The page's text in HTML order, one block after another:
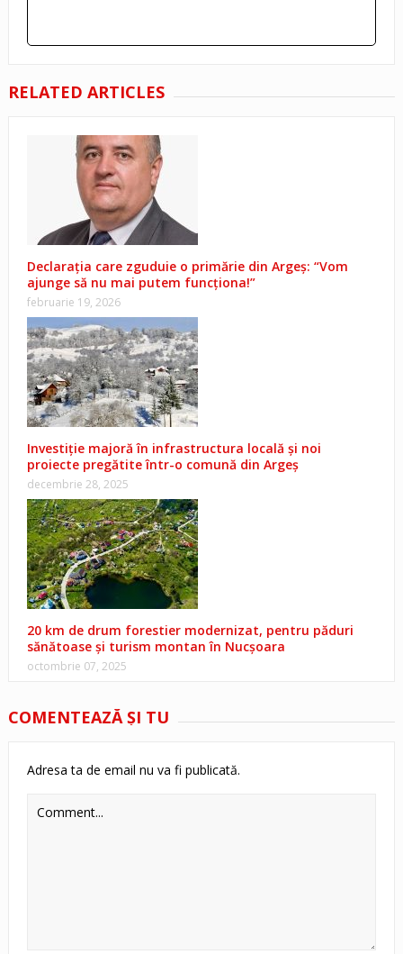
RELATED ARTICLES
Declarația care zguduie o primărie din Argeș: “Vom
ajunge să nu mai putem funcționa!”
februarie 19, 2026
Investiție majoră în infrastructura locală și noi
proiecte pregătite într-o comună din Argeș
decembrie 28, 2025
20 km de drum forestier modernizat, pentru păduri
sănătoase și turism montan în Nucșoara
octombrie 07, 2025
COMENTEAZĂ ŞI TU
Adresa ta de email nu va fi publicată.